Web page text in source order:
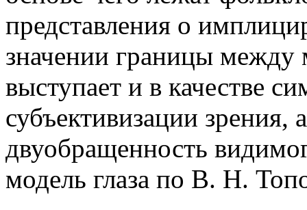
представления о
значении границы между
выступает и в качестве
субъективизации зрения,
двуобращенность
модель глаза по В. Н.